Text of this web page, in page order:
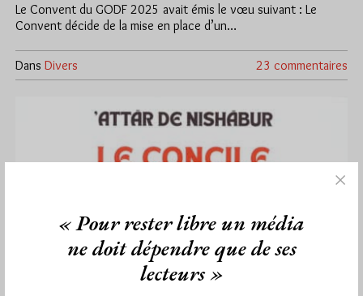
Le Convent du GODF 2025 avait émis le vœu suivant : Le
Convent décide de la mise en place d’un…
Dans Divers 23 commentaires
« Pour rester libre un média
ne doit dépendre que de ses
lecteurs »